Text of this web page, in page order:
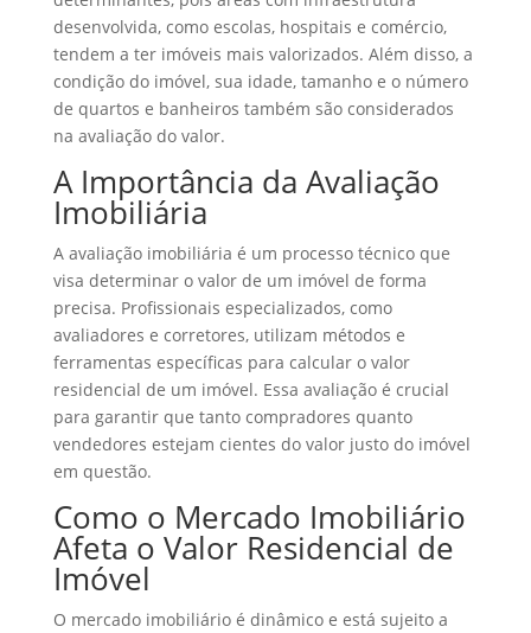
desenvolvida, como escolas, hospitais e comércio,
tendem a ter imóveis mais valorizados. Além disso, a
condição do imóvel, sua idade, tamanho e o número
de quartos e banheiros também são considerados
na avaliação do valor.
A Importância da Avaliação
Imobiliária
A avaliação imobiliária é um processo técnico que
visa determinar o valor de um imóvel de forma
precisa. Profissionais especializados, como
avaliadores e corretores, utilizam métodos e
ferramentas específicas para calcular o valor
residencial de um imóvel. Essa avaliação é crucial
para garantir que tanto compradores quanto
vendedores estejam cientes do valor justo do imóvel
em questão.
Como o Mercado Imobiliário
Afeta o Valor Residencial de
Imóvel
O mercado imobiliário é dinâmico e está sujeito a